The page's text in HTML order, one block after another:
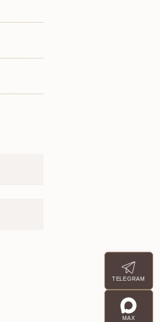
TELEGRAM
MAX